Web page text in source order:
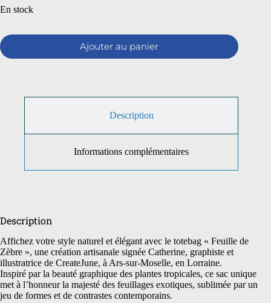
En stock
Ajouter au panier
Description
Informations complémentaires
Description
Affichez votre style naturel et élégant avec le totebag « Feuille de
Zèbre », une création artisanale signée Catherine, graphiste et
illustratrice de CreateJune, à Ars-sur-Moselle, en Lorraine.
Inspiré par la beauté graphique des plantes tropicales, ce sac unique
met à l’honneur la majesté des feuillages exotiques, sublimée par un
jeu de formes et de contrastes contemporains.